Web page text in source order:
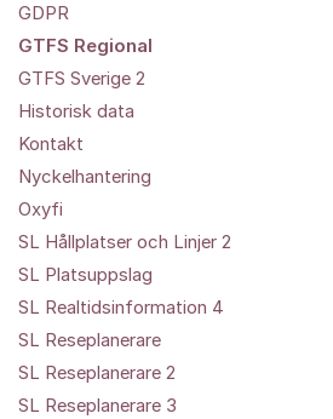
GDPR
GTFS Regional
GTFS Sverige 2
Historisk data
Kontakt
Nyckelhantering
Oxyfi
SL Hållplatser och Linjer 2
SL Platsuppslag
SL Realtidsinformation 4
SL Reseplanerare
SL Reseplanerare 2
SL Reseplanerare 3